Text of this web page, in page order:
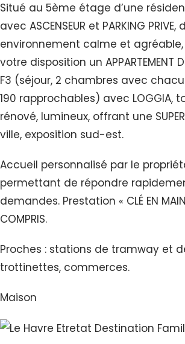
Situé au 5ème étage d’une
avec ASCENSEUR et PARKING
environnement calme et
votre disposition un APPARTEMENT
F3 (séjour, 2 chambres avec
190 rapprochables) avec LOGGIA,
rénové, lumineux, offrant une
ville, exposition sud-est.
Accueil personnalisé par le
permettant de répondre
demandes. Prestation « CLÉ EN
COMPRIS.
Proches : stations de tramway et
trottinettes, commerces.
Maison